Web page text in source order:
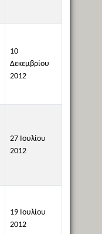
10
Δεκεμβρίου
2012
27 Ιουλίου
2012
19 Ιουλίου
2012